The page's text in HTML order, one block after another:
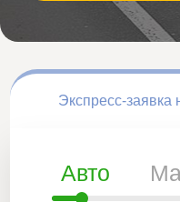
Экспресс-заявка
Авто